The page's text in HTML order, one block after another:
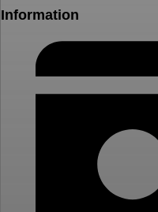
Information